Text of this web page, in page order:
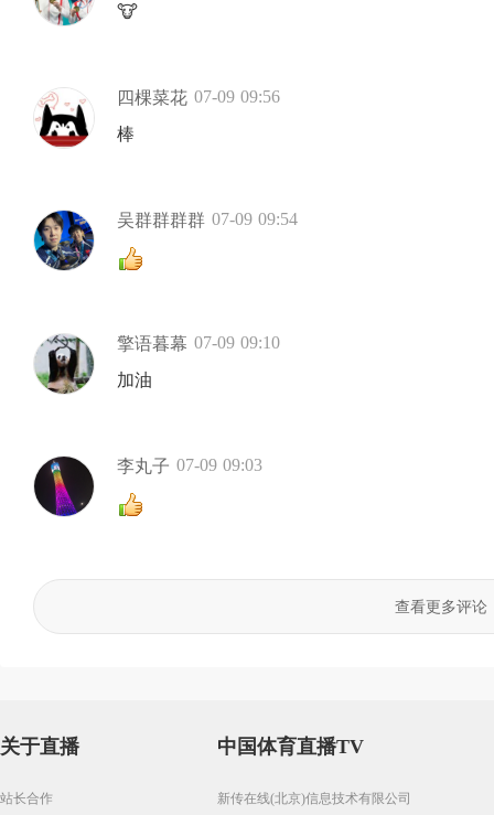
🐮
四棵菜花 07-09 09:56
棒
吴群群群群 07-09 09:54
擎语暮幕 07-09 09:10
加油
李丸子 07-09 09:03
查看更多评论
关于直播
站长合作
中国体育直播TV
新传在线(北京)信息技术有限公司